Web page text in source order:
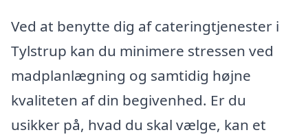
Ved at benytte dig af cateringtjenester i
Tylstrup kan du minimere stressen ved
madplanlægning og samtidig højne
kvaliteten af din begivenhed. Er du
usikker på, hvad du skal vælge, kan et